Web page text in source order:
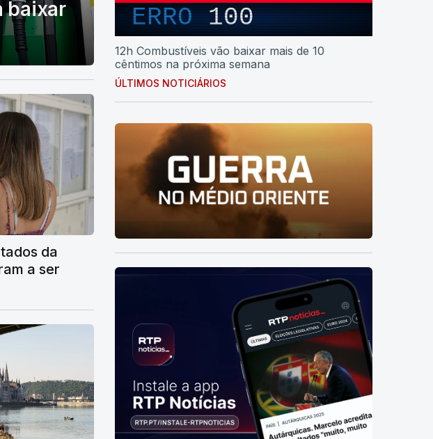
baixar
da
a ser
ERRO100
12h Combustíveis vão baixar mais de 10
cêntimos na próxima semana
ÚLTIMOS NOTICIÁRIOS